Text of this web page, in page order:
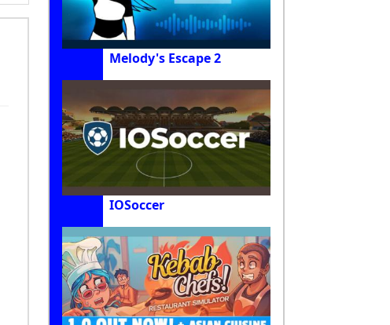
Melody's Escape 2
IOSoccer